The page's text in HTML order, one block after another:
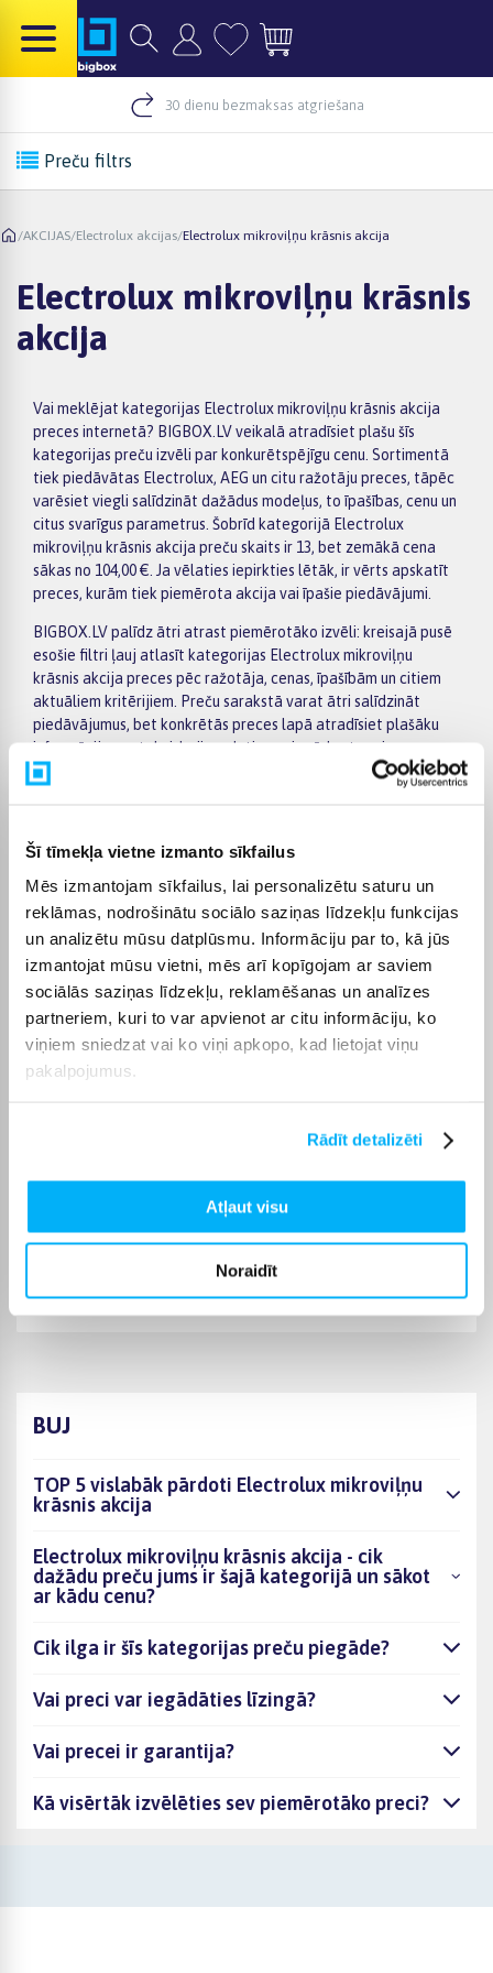
Šī tīmekļa vietne izmanto sīkfailus
Mēs izmantojam sīkfailus, lai personalizētu saturu un
reklāmas, nodrošinātu sociālo saziņas līdzekļu funkcijas
un analizētu mūsu datplūsmu. Informāciju par to, kā jūs
izmantojat mūsu vietni, mēs arī kopīgojam ar saviem
sociālās saziņas līdzekļu, reklamēšanas un analīzes
partneriem, kuri to var apvienot ar citu informāciju, ko
viņiem sniedzat vai ko viņi apkopo, kad lietojat viņu
pakalpojumus.
Rādīt detalizēti
Atļaut visu
Noraidīt
30 dienu bezmaksas atgriešana
Preču filtrs
/AKCIJAS/Electrolux akcijas/Electrolux mikroviļņu krāsnis akcija
Electrolux mikroviļņu krāsnis
akcija
Vai meklējat kategorijas Electrolux mikroviļņu krāsnis akcija
preces internetā? BIGBOX.LV veikalā atradīsiet plašu šīs
kategorijas preču izvēli par konkurētspējīgu cenu. Sortimentā
tiek piedāvātas Electrolux, AEG un citu ražotāju preces, tāpēc
varēsiet viegli salīdzināt dažādus modeļus, to īpašības, cenu un
citus svarīgus parametrus. Šobrīd kategorijā Electrolux
mikroviļņu krāsnis akcija preču skaits ir 13, bet zemākā cena
sākas no 104,00 €. Ja vēlaties iepirkties lētāk, ir vērts apskatīt
preces, kurām tiek piemērota akcija vai īpašie piedāvājumi.
BIGBOX.LV palīdz ātri atrast piemērotāko izvēli: kreisajā pusē
esošie filtri ļauj atlasīt kategorijas Electrolux mikroviļņu
krāsnis akcija preces pēc ražotāja, cenas, īpašībām un citiem
aktuāliem kritērijiem. Preču sarakstā varat ātri salīdzināt
piedāvājumus, bet konkrētās preces lapā atradīsiet plašāku
informāciju par tehniskajiem datiem, piegādes termiņu,
apmaksas iespējām un pirkuma nosacījumiem. Tas palīdz ērtāk
vienādos maksājumos, tāpēc izvēlēto preci var iegādāties
ērtāk, sadalot maksājumu vairākās daļās. Piegāde tiek
pasūtījumiem virs 499 € piegāde uz pakomātu ir bez maksas;
kurjera piegāde maksā no 3,99 €. Precīzs katras preces
piegādes termiņš vienmēr ir norādīts konkrētās preces lapā.
Izvēlēto preci no kategorijas Electrolux mikroviļņu krāsnis
akcija piegādāsim norādītajā termiņā, lai pirkumu internetā
varētu saņemt jums ērtā veidā.
Pircēju atsauksmes par precēm
Izcila mikrene. Vienkārša un krāsu gamma eleganta.
BUJ
TOP 5 vislabāk pārdoti Electrolux mikroviļņu
krāsnis akcija
Electrolux mikroviļņu krāsnis akcija - cik
dažādu preču jums ir šajā kategorijā un sākot
ar kādu cenu?
Cik ilga ir šīs kategorijas preču piegāde?
Vai preci var iegādāties līzingā?
Vai precei ir garantija?
Kā visērtāk izvēlēties sev piemērotāko preci?